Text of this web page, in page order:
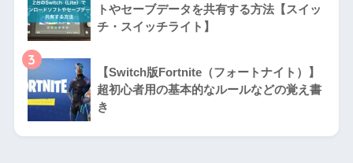
トやセーブデータを共有する方法【スイッ
チ・スイッチライト】
3
【Switch版Fortnite（フォートナイト）】
超初心者用の基本的なルールなどの覚え書
き